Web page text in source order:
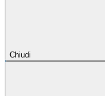
Chiudi